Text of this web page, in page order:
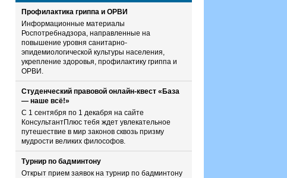
Профилактика гриппа и ОРВИ
Информационные материалы
Роспотребнадзора, направленные на
повышение уровня санитарно-
эпидемиологической культуры населения,
укрепление здоровья, профилактику гриппа и
ОРВИ.
Студенческий правовой онлайн-квест «База
— наше всё!»
С 1 сентября по 1 декабря на сайте
КонсультантПлюс тебя ждет увлекательное
путешествие в мир законов сквозь призму
мудрости великих философов.
Турнир по бадминтону
Открыт прием заявок на турнир по бадминтону